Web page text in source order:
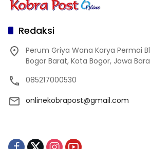
Redaksi
Perum Griya Wana Karya Permai
Bogor Barat, Kota Bogor, Jawa
085217000530
onlinekobrapost@gmail.com